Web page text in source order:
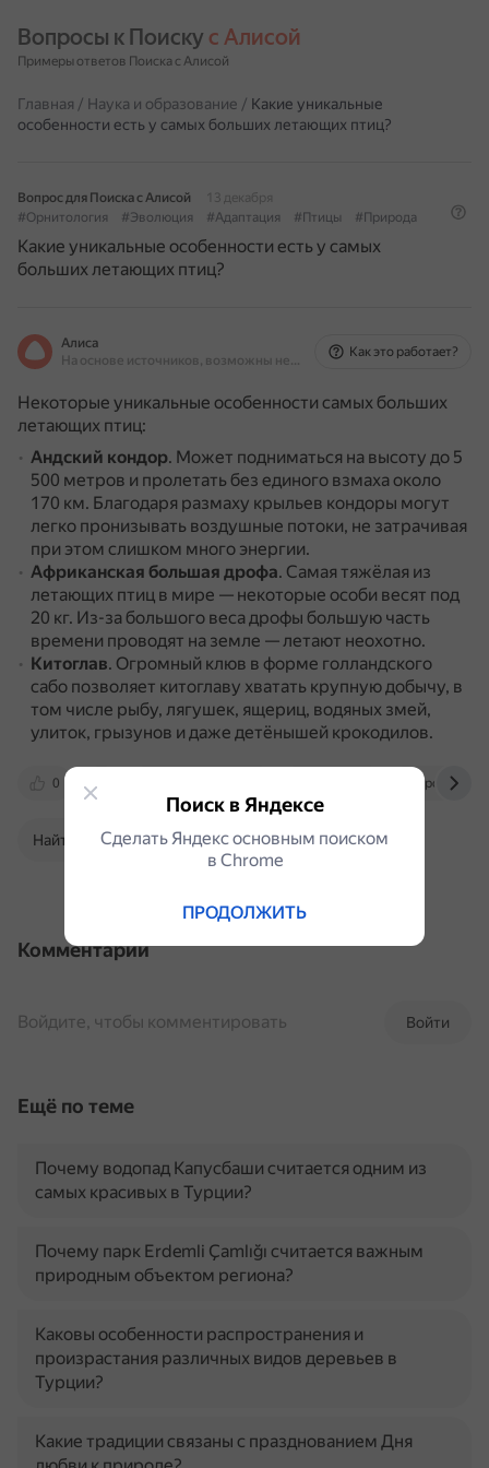
Вопросы к Поиску с Алисой
Примеры ответов Поиска с Алисой
Главная / Наука и образование / Какие уникальные
особенности есть у самых больших летающих птиц?
Вопрос для Поиска с Алисой
13 декабря
#Орнитология
#Эволюция #Адаптация #Птицы #Природа
Какие уникальные особенности есть у самых
больших летающих птиц?
Алиса
На основе источников, возможны неточности
Как это работает?
Некоторые уникальные особенности самых больших
летающих птиц:
Андский кондор. Может подниматься на высоту до 5
500 метров и пролетать без единого взмаха около
170 км. Благодаря размаху крыльев кондоры могут
легко пронизывать воздушные потоки, не затрачивая
при этом слишком много энергии.
Африканская большая дрофа. Самая тяжёлая из
летающих птиц в мире — некоторые особи весят под
20 кг. Из-за большого веса дрофы большую часть
времени проводят на земле — летают неохотно.
Китоглав. Огромный клюв в форме голландского
сабо позволяет китоглаву хватать крупную добычу, в
том числе рыбу, лягушек, ящериц, водяных змей,
улиток, грызунов и даже детёнышей крокодилов.
0
Найти в Поиске
Комментарии
Войти
Войдите, чтобы комментировать
Ещё по теме
Почему водопад Капусбаши считается одним из
самых красивых в Турции?
Почему парк Erdemli Çamlığı считается важным
природным объектом региона?
Каковы особенности распространения и
произрастания различных видов деревьев в
Турции?
Какие традиции связаны с празднованием Дня
Поиск в Яндексе
Сделать Яндекс основным поиском
в Сhrome
ПРОДОЛЖИТЬ